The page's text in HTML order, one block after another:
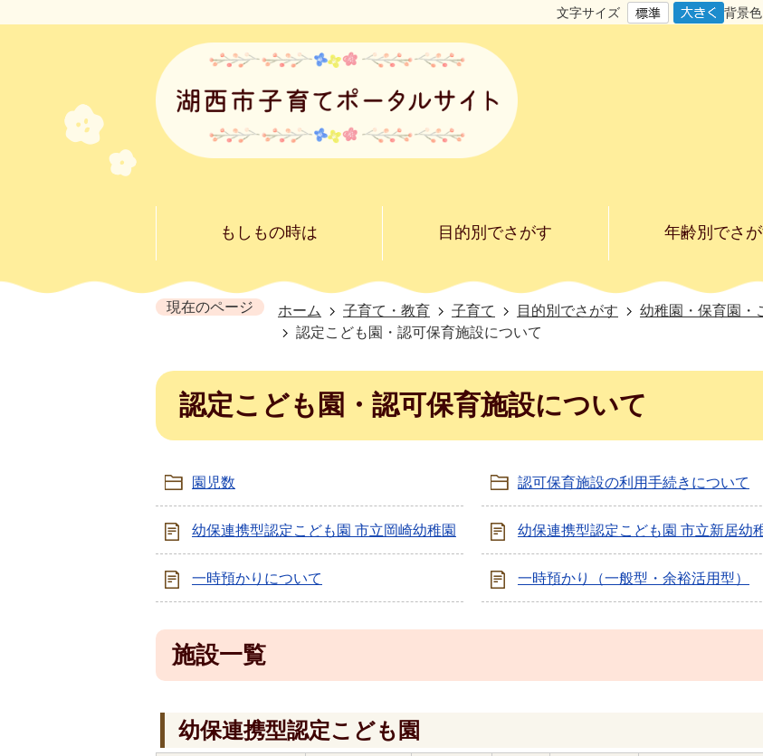
文字サイズ 背景色
もしもの時は 目的別でさがす 年齢別でさ
現在のページ ホーム 子育て・教育 子育て 目的別でさがす
幼稚園・保育園・
認定こども園・認可保育施設について
認定こども園・認可保育施設について
園児数 認可保育施設の利用手続きについて
幼保連携型認定こども園 市立岡崎幼稚園 幼保連携型認定こども園 市立新居幼
一時預かりについて 一時預かり（一般型・余裕活用型）
施設一覧
幼保連携型認定こども園